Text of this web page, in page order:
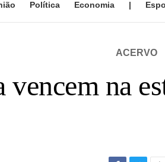
Política Economia |
ACERVO
vencem na